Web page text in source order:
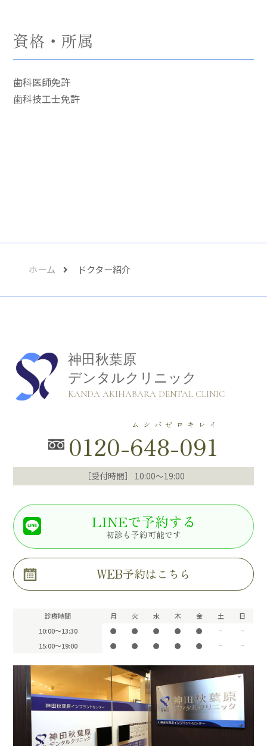
資格・所属
歯科医師免許
歯科技工士免許
ホーム ドクター紹介
神田秋葉原
デンタルクリニック
KANDA AKIHABARA DENTAL CLINIC
0120-648-091
ムシバゼロキレイ
［受付時間］ 10:00～19:00
LINEで予約する
初診も予約可能です
WEB予約はこちら
診療時間 月 火 水 木 金 土
日
10:00〜13:30
● ● ● ● ● −
−
15:00〜19:00
● ● ● ● ● − −